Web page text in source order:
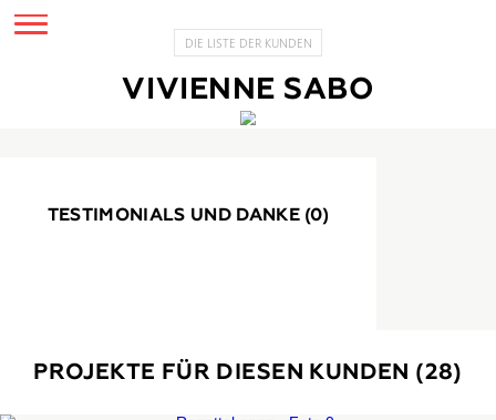
DIE LISTE DER KUNDEN
VIVIENNE SABO